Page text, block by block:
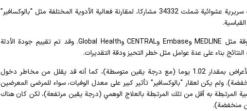
لذا، جمع باحثو الدراسة الجديدة بيانات من 73 تجربة سريرية عشوائية شملت 34332 مشاركا، لمقارنة فعالية الأدوية المختلفة مثل "بالوكسافير"
واستخدم الفريق مجموعة من مصادر البيانات الموثوقة مثل MEDLINE وEmbase وCENTRAL وGlobal Health. وقد تم تقييم جودة الأدلة
وأظهرت النتائج أن عقار "بالوكسافير" يقلل من مدة الأعراض بمقدار 1.02 يوما (مع درجة يقين متوسطة)، كما أنه قد يقلل من مخاطر دخول
ولم يكن لعقار "بالوكسافير" تأثير كبير على معدل الوفيات، سواء للمرضى المعرضين
المرتبطة به أقل من تلك المرتبطة بالعلاج الوهمي (درجة يقين مرتفعة)، لكن كان هناك